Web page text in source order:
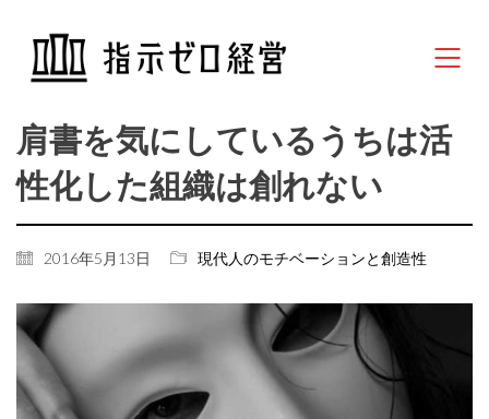
肩書を気にしているうちは活
性化した組織は創れない
2016年5月13日 現代人のモチベーションと創造性